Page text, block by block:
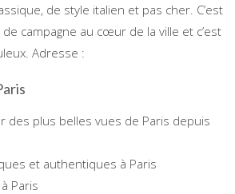
de style italien et pas cher. C’est
campagne au cœur de la ville et c’est
Adresse :
des plus belles vues de Paris depuis
et authentiques à Paris
Paris